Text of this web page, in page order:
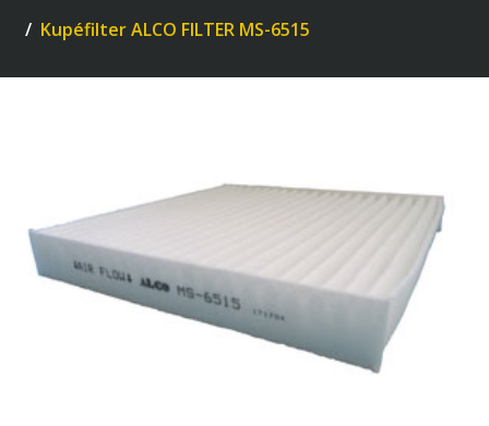
Kupéfilter ALCO FILTER MS-6515